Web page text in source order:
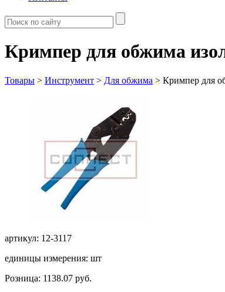
Кримпер для обжима
Товары > Инструмент > Для обжима > Кримпер для
артикул: 12-3117
единицы измерения: шт
Розница: 1138.07 руб.